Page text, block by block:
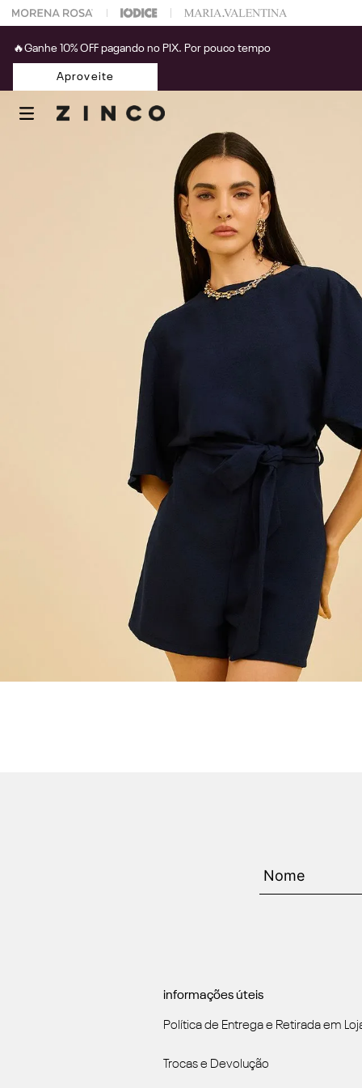
na sua 1° compra usando o cupom: PRIMEIRAZIN
🔥Ganhe 10% OFF pagando no PIX. Por pouco tempo
Aproveite
informações úteis
Política de Entrega e Retirada em
Trocas e Devolução